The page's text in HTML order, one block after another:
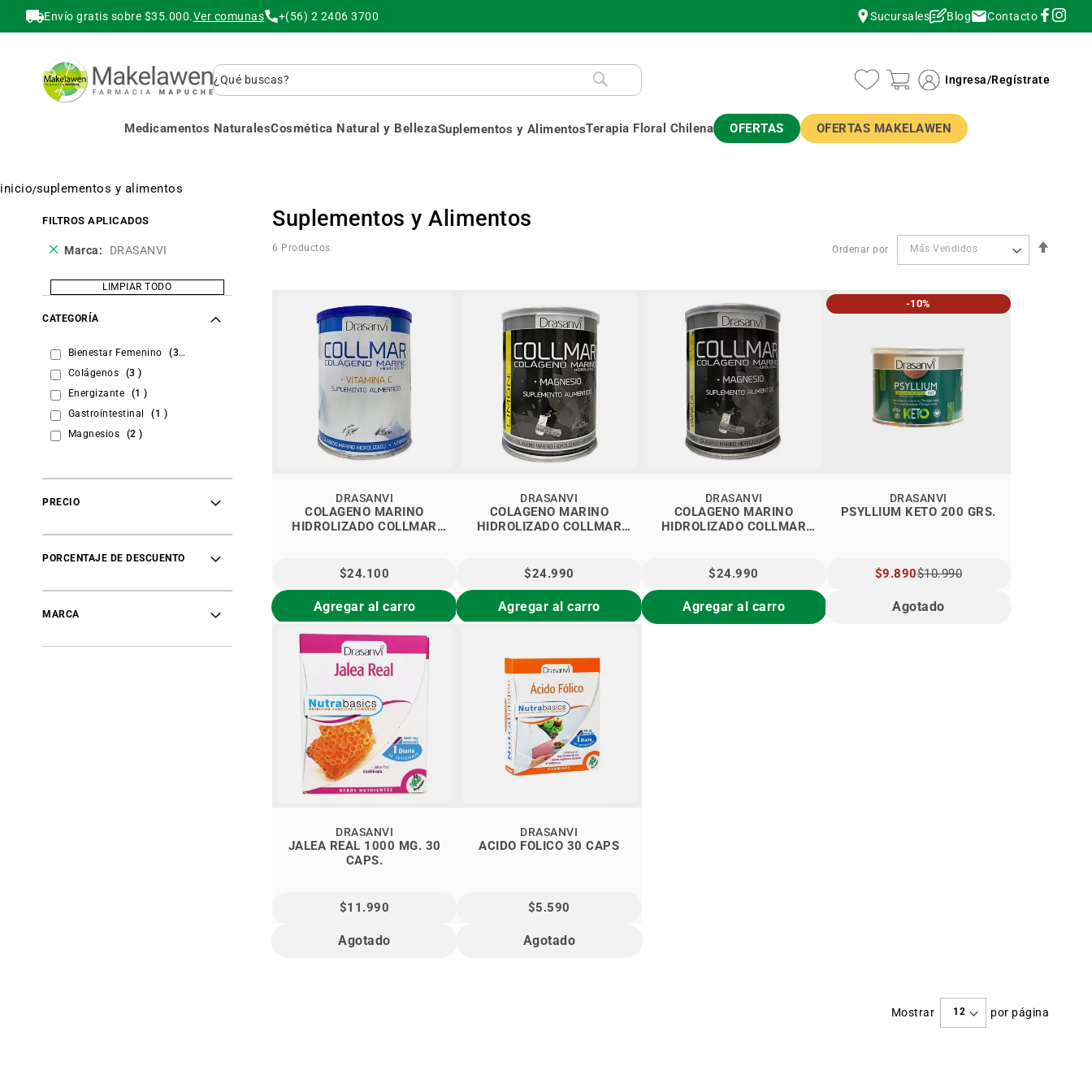
Envío gratis sobre $35.000.Ver comunas +(56) 2 2406 3700 Sucursales Blog Contacto
Buscar
Ingresa/Regístrate
Medicamentos NaturalesCosmética Natural y BellezaSuplementos y AlimentosTerapia Floral Chilena OFERTAS OFERTAS MAKELAWEN
inicio suplementos y alimentos
Suplementos y Alimentos
6 Productos Ordenar por
COLAGENO MARINO
HIDROLIZADO COLLMAR
DRASANVI
$24.100
Agregar al carro
COLAGENO MARINO
HIDROLIZADO COLLMAR
DRASANVI
$24.990
Agregar al carro
COLAGENO MARINO
HIDROLIZADO COLLMAR
DRASANVI
$24.990
Agregar al carro
-10%
PSYLLIUM KETO 200 GRS.
DRASANVI
PRECIO
ESPECIAL
$9.890$10.990
Agotado
JALEA REAL 1000 MG. 30
CAPS.
DRASANVI
$11.990
Agotado
ACIDO FOLICO 30 CAPS
DRASANVI
$5.590
Agotado
Mostrar por página
FILTROS APLICADOS
Marca DRASANVI
Eliminar
productoLIMPIAR TODO
CATEGORÍA
Bienestar Femenino 3
Colágenos
3 items
Energizante
1 item
Gastrointestinal
1 item
Magnesios
2 items
PRECIO
PORCENTAJE DE DESCUENTO
MARCA